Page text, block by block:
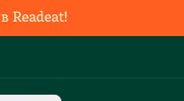
Readeat!